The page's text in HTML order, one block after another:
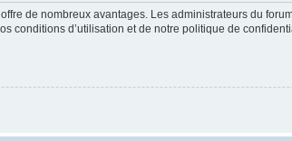
de nombreux avantages. Les administrateurs du
conditions d’utilisation et de notre politique de